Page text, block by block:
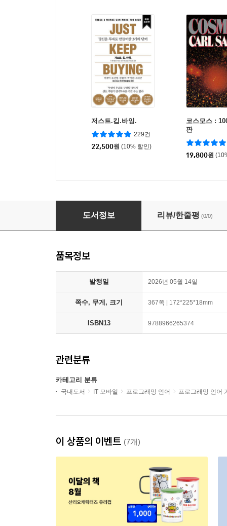
저스트.킵.바잉.
229건
22,500원 (10% 할인)
코스모스 :
판
19,800원
함수형 설계, 객체 지향과 만나다
도서정보 리뷰/한줄평 (0/0)
품목정보
발행일 2026년 05월 14일
쪽수, 무게, 크기 367쪽 | 172*225*18mm
ISBN13 9788966265374
관련분류
카테고리 분류
국내도서 IT 모바일 프로그래밍 언어 프로그래밍 언어
이 상품의 이벤트 (7개)